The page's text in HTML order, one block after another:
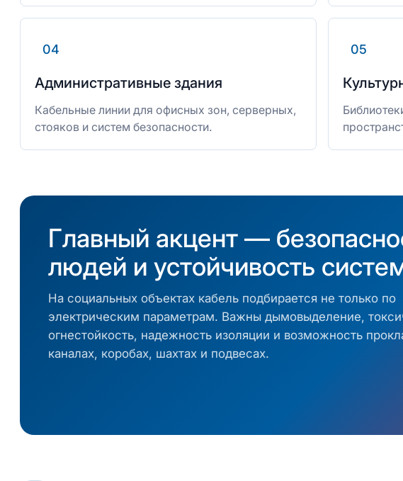
04
Административные здания
Кабельные линии для офисных зон, серверных,
стояков и систем безопасности.
05
Главный акцент —
людей и устойчивость
На социальных объектах кабель подбирается не только по
электрическим параметрам. Важны дымовыделение,
огнестойкость, надежность изоляции и возможность
каналах, коробах, шахтах и подвесах.